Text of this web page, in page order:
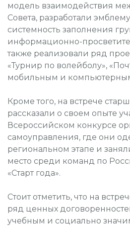
модель взаимодействия
Совета, разработали
системность заполнения
информационно-
также реализовали ряд
«Турнир по волейболу»,
мобильным и
Кроме того, на встрече
рассказали о своем опыте
Всероссийском конкурсе
самоуправления, где они
региональном этапе и
место среди команд по
«Старт года».
Стоит отметить, что на
ряд ценных
учебным и социально